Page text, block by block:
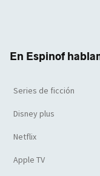
En Espinof
Series de ficción
Disney plus
Netflix
Apple TV